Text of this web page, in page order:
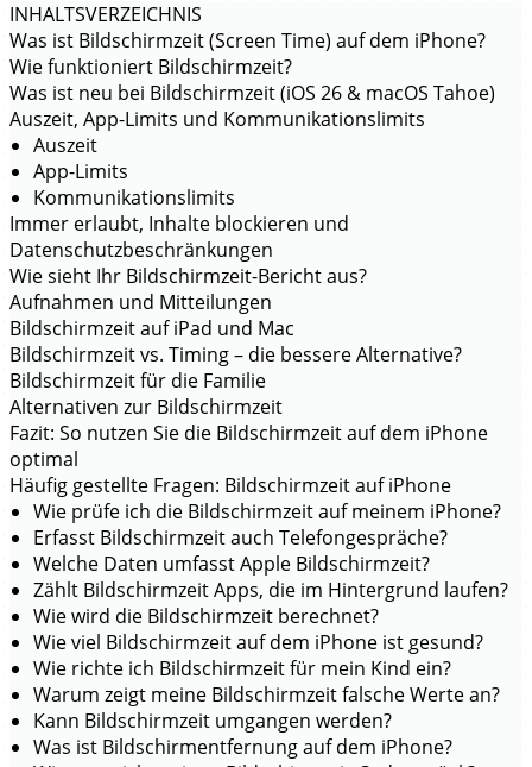
INHALTSVERZEICHNIS
Was ist Bildschirmzeit (Screen Time) auf dem iPhone?
Wie funktioniert Bildschirmzeit?
Was ist neu bei Bildschirmzeit (iOS 26 & macOS Tahoe)
Auszeit, App-Limits und Kommunikationslimits
Auszeit
App-Limits
Kommunikationslimits
Immer erlaubt, Inhalte blockieren und
Datenschutzbeschränkungen
Wie sieht Ihr Bildschirmzeit-Bericht aus?
Aufnahmen und Mitteilungen
Bildschirmzeit auf iPad und Mac
Bildschirmzeit vs. Timing – die bessere Alternative?
Bildschirmzeit für die Familie
Alternativen zur Bildschirmzeit
Fazit: So nutzen Sie die Bildschirmzeit auf dem iPhone
optimal
Häufig gestellte Fragen: Bildschirmzeit auf iPhone
Wie prüfe ich die Bildschirmzeit auf meinem iPhone?
Erfasst Bildschirmzeit auch Telefongespräche?
Welche Daten umfasst Apple Bildschirmzeit?
Zählt Bildschirmzeit Apps, die im Hintergrund laufen?
Wie wird die Bildschirmzeit berechnet?
Wie viel Bildschirmzeit auf dem iPhone ist gesund?
Wie richte ich Bildschirmzeit für mein Kind ein?
Warum zeigt meine Bildschirmzeit falsche Werte an?
Kann Bildschirmzeit umgangen werden?
Was ist Bildschirmentfernung auf dem iPhone?